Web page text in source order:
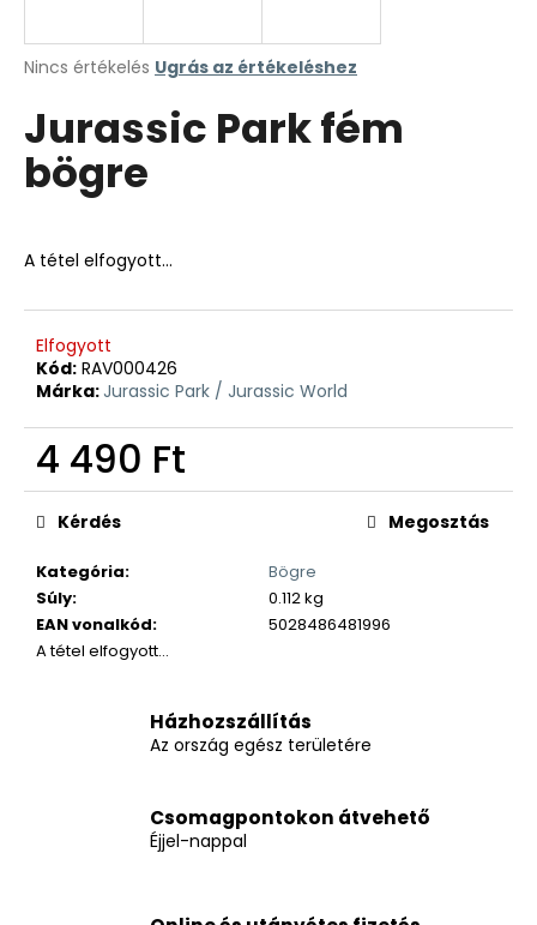
A
átlagos
értékelése
5-
ből
Nincs értékelés Ugrás az értékeléshez
Jurassic Park fém
bögre
A tétel elfogyott…
Elfogyott
Kód: RAV000426
Márka:Jurassic Park / Jurassic World
4 490 Ft
Egységár:
Kategória:
Bögre
Súly:
0.112 kg
EAN vonalkód:
5028486481996
A tétel elfogyott…
Kérdés Megosztás
Házhozszállítás
Az ország egész területére
Csomagpontokon átvehető
Éjjel-nappal